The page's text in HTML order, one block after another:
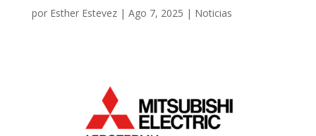
por Esther Estevez| Ago 7, 2025 | Noticias